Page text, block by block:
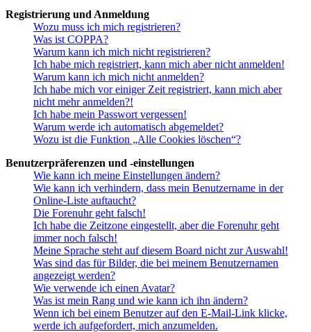
Registrierung und Anmeldung
Wozu muss ich mich registrieren?
Was ist COPPA?
Warum kann ich mich nicht registrieren?
Ich habe mich registriert, kann mich aber nicht anmelden!
Warum kann ich mich nicht anmelden?
Ich habe mich vor einiger Zeit registriert, kann mich aber
nicht mehr anmelden?!
Ich habe mein Passwort vergessen!
Warum werde ich automatisch abgemeldet?
Wozu ist die Funktion „Alle Cookies löschen“?
Benutzerpräferenzen und -einstellungen
Wie kann ich meine Einstellungen ändern?
Wie kann ich verhindern, dass mein Benutzername in der
Online-Liste auftaucht?
Die Forenuhr geht falsch!
Ich habe die Zeitzone eingestellt, aber die Forenuhr geht
immer noch falsch!
Meine Sprache steht auf diesem Board nicht zur Auswahl!
Was sind das für Bilder, die bei meinem Benutzernamen
angezeigt werden?
Wie verwende ich einen Avatar?
Was ist mein Rang und wie kann ich ihn ändern?
Wenn ich bei einem Benutzer auf den E-Mail-Link klicke,
werde ich aufgefordert, mich anzumelden.